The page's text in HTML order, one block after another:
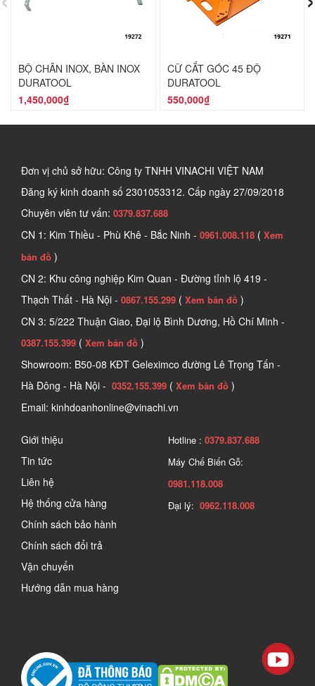
BỘ CHÂN INOX, BÀN INOX
DURATOOL
1,450,000₫
CỮ CẮT GÓC 45 ĐỘ
DURATOOL
550,000₫
Đơn vị chủ sở hữu: Công ty TNHH VINACHI VIỆT NAM
Đăng ký kinh doanh số 2301053312. Cấp ngày 27/09/2018
Chuyên viên tư vấn: 0379.837.688
CN 1: Kim Thiều - Phù Khê - Bắc Ninh - 0961.008.118 ( Xem
bản đồ )
CN 2: Khu công nghiệp Kim Quan - Đường tỉnh lộ 419 -
Thạch Thất - Hà Nội - 0867.155.299 ( Xem bản đồ )
CN 3: 5/222 Thuận Giao, Đại lộ Bình Dương, Hồ Chí Minh -
0387.155.399 ( Xem bản đồ )
Showroom: B50-08 KĐT Geleximco đường Lê Trọng Tấn -
Hà Đông - Hà Nội - 0352.155.399 ( Xem bản đồ )
Email: kinhdoanhonline@vinachi.vn
Giới thiệu
Tin tức
Liên hệ
Hệ thống cửa hàng
Chính sách bảo hành
Chính sách đổi trả
Vận chuyển
Hướng dẫn mua hàng
Hotline : 0379.837.688
Máy Chế Biến Gỗ:
0981.118.008
Đại lý: 0962.118.008